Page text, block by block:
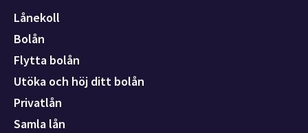
Lånekoll
Bolån
Flytta bolån
Utöka och höj ditt bolån
Privatlån
Samla lån